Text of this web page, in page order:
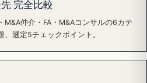
完全比較
仲介・FA・M&Aコンサルの6カテ
選定5チェックポイント。